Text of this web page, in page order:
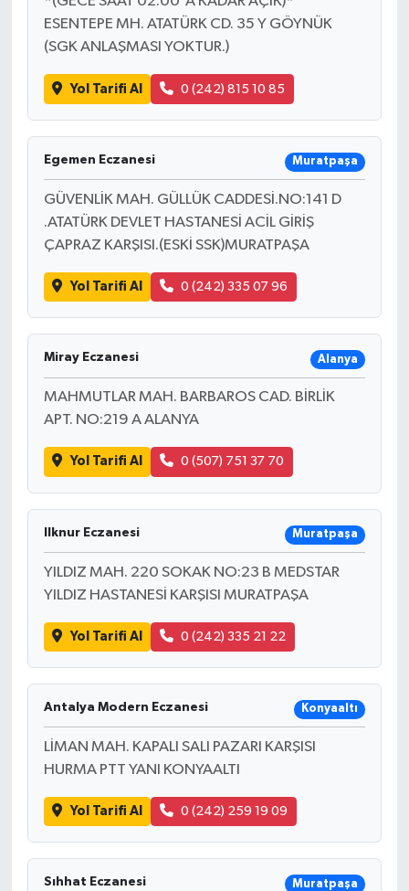
ESENTEPE MH. ATATÜRK CD. 35 Y GÖYNÜK
(SGK ANLAŞMASI YOKTUR.)
Yol Tarifi Al 0 (242) 815 10 85
Egemen Eczanesi Muratpaşa
GÜVENLİK MAH. GÜLLÜK CADDESİ.NO:141 D
.ATATÜRK DEVLET HASTANESİ ACİL GİRİŞ
ÇAPRAZ KARŞISI.(ESKİ SSK)MURATPAŞA
Yol Tarifi Al 0 (242) 335 07 96
Miray Eczanesi Alanya
MAHMUTLAR MAH. BARBAROS CAD. BİRLİK
APT. NO:219 A ALANYA
Yol Tarifi Al 0 (507) 751 37 70
Ilknur Eczanesi Muratpaşa
YILDIZ MAH. 220 SOKAK NO:23 B MEDSTAR
YILDIZ HASTANESİ KARŞISI MURATPAŞA
Yol Tarifi Al 0 (242) 335 21 22
Antalya Modern Eczanesi Konyaaltı
LİMAN MAH. KAPALI SALI PAZARI KARŞISI
HURMA PTT YANI KONYAALTI
Yol Tarifi Al 0 (242) 259 19 09
Sıhhat Eczanesi Muratpaşa